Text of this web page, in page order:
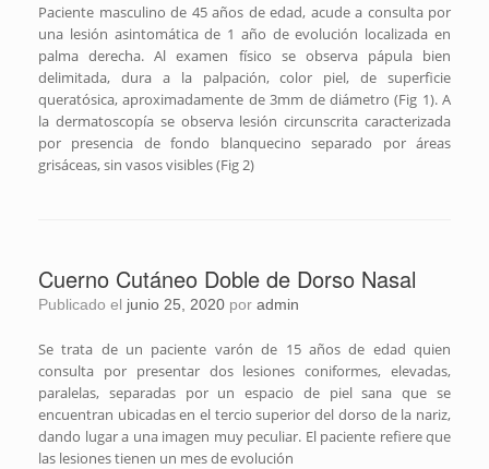
Paciente masculino de 45 años de edad, acude a consulta por
una lesión asintomática de 1 año de evolución localizada en
palma derecha. Al examen físico se observa pápula bien
delimitada, dura a la palpación, color piel, de superficie
queratósica, aproximadamente de 3mm de diámetro (Fig 1). A
la dermatoscopía se observa lesión circunscrita caracterizada
por presencia de fondo blanquecino separado por áreas
grisáceas, sin vasos visibles (Fig 2)
Cuerno Cutáneo Doble de Dorso Nasal
Publicado el junio 25, 2020 por admin
Se trata de un paciente varón de 15 años de edad quien
consulta por presentar dos lesiones coniformes, elevadas,
paralelas, separadas por un espacio de piel sana que se
encuentran ubicadas en el tercio superior del dorso de la nariz,
dando lugar a una imagen muy peculiar. El paciente refiere que
las lesiones tienen un mes de evolución